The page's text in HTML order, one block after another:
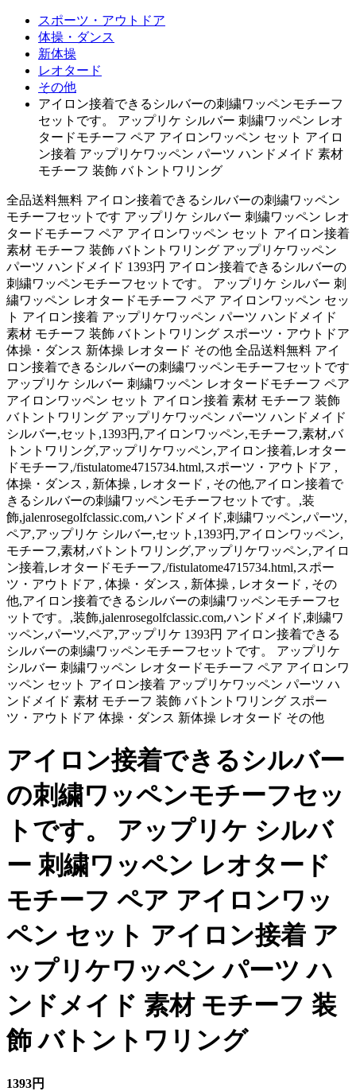
スポーツ・アウトドア
体操・ダンス
新体操
レオタード
その他
アイロン接着できるシルバーの刺繍ワッペンモチーフ
セットです。 アップリケ シルバー 刺繍ワッペン レオ
タードモチーフ ペア アイロンワッペン セット アイロ
ン接着 アップリケワッペン パーツ ハンドメイド 素材
モチーフ 装飾 バトントワリング
全品送料無料 アイロン接着できるシルバーの刺繍ワッペン
モチーフセットです アップリケ シルバー 刺繍ワッペン レオ
タードモチーフ ペア アイロンワッペン セット アイロン接着
素材 モチーフ 装飾 バトントワリング アップリケワッペン
パーツ ハンドメイド 1393円 アイロン接着できるシルバーの
刺繍ワッペンモチーフセットです。 アップリケ シルバー 刺
繍ワッペン レオタードモチーフ ペア アイロンワッペン セッ
ト アイロン接着 アップリケワッペン パーツ ハンドメイド
素材 モチーフ 装飾 バトントワリング スポーツ・アウトドア
体操・ダンス 新体操 レオタード その他 全品送料無料 アイ
ロン接着できるシルバーの刺繍ワッペンモチーフセットです
アップリケ シルバー 刺繍ワッペン レオタードモチーフ ペア
アイロンワッペン セット アイロン接着 素材 モチーフ 装飾
バトントワリング アップリケワッペン パーツ ハンドメイド
シルバー,セット,1393円,アイロンワッペン,モチーフ,素材,バ
トントワリング,アップリケワッペン,アイロン接着,レオター
ドモチーフ,/fistulatome4715734.html,スポーツ・アウトドア ,
体操・ダンス , 新体操 , レオタード , その他,アイロン接着で
きるシルバーの刺繍ワッペンモチーフセットです。,装
飾,jalenrosegolfclassic.com,ハンドメイド,刺繍ワッペン,パーツ,
ペア,アップリケ シルバー,セット,1393円,アイロンワッペン,
モチーフ,素材,バトントワリング,アップリケワッペン,アイロ
ン接着,レオタードモチーフ,/fistulatome4715734.html,スポー
ツ・アウトドア , 体操・ダンス , 新体操 , レオタード , その
他,アイロン接着できるシルバーの刺繍ワッペンモチーフセ
ットです。,装飾,jalenrosegolfclassic.com,ハンドメイド,刺繍ワ
ッペン,パーツ,ペア,アップリケ 1393円 アイロン接着できる
シルバーの刺繍ワッペンモチーフセットです。 アップリケ
シルバー 刺繍ワッペン レオタードモチーフ ペア アイロンワ
ッペン セット アイロン接着 アップリケワッペン パーツ ハ
ンドメイド 素材 モチーフ 装飾 バトントワリング スポー
ツ・アウトドア 体操・ダンス 新体操 レオタード その他
アイロン接着できるシルバー
の刺繍ワッペンモチーフセッ
トです。 アップリケ シルバ
ー 刺繍ワッペン レオタード
モチーフ ペア アイロンワッ
ペン セット アイロン接着 ア
ップリケワッペン パーツ ハ
ンドメイド 素材 モチーフ 装
飾 バトントワリング
1393円